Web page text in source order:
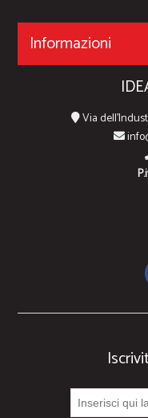
Informazioni
Via